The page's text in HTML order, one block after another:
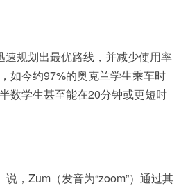
速规划出最优路线，并减少使用率
如今约97%的奥克兰学生乘车时
数学生甚至能在20分钟或更短时
，Zum（发音为“zoom”）通过其